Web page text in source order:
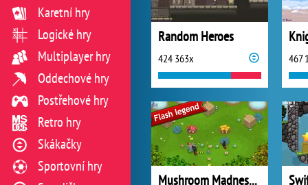
Random Heroes
424 363x 467
Mushroom Madness 3
Karetní hry
Logické hry
Multiplayer hry
Oddechové hry
Postřehové hry
Retro hry
Skákačky
Sportovní hry